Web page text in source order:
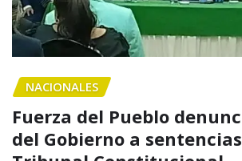
NACIONALES
Fuerza del Pueblo
del Gobierno a